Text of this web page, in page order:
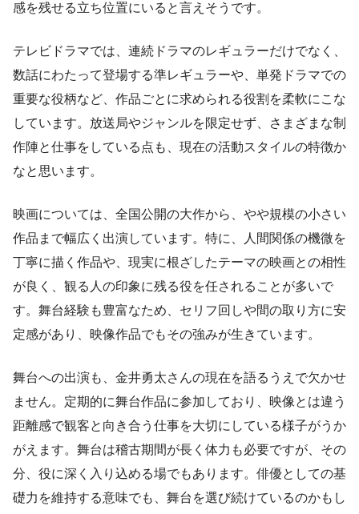
感を残せる立ち位置にいると言えそうです。
テレビドラマでは、連続ドラマのレギュラーだけでなく、
数話にわたって登場する準レギュラーや、単発ドラマでの
重要な役柄など、作品ごとに求められる役割を柔軟にこな
しています。放送局やジャンルを限定せず、さまざまな制
作陣と仕事をしている点も、現在の活動スタイルの特徴か
なと思います。
映画については、全国公開の大作から、やや規模の小さい
作品まで幅広く出演しています。特に、人間関係の機微を
丁寧に描く作品や、現実に根ざしたテーマの映画との相性
が良く、観る人の印象に残る役を任されることが多いで
す。舞台経験も豊富なため、セリフ回しや間の取り方に安
定感があり、映像作品でもその強みが生きています。
舞台への出演も、金井勇太さんの現在を語るうえで欠かせ
ません。定期的に舞台作品に参加しており、映像とは違う
距離感で観客と向き合う仕事を大切にしている様子がうか
がえます。舞台は稽古期間が長く体力も必要ですが、その
分、役に深く入り込める場でもあります。俳優としての基
礎力を維持する意味でも、舞台を選び続けているのかもし